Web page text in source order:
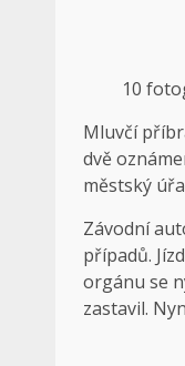
10
Mluvčí
dvě
městský
Závodní
případů.
orgánu se
zastavil.